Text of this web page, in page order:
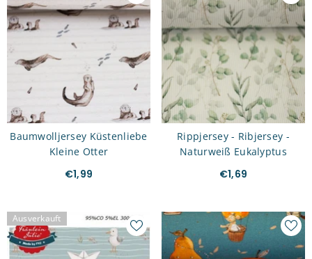
Baumwolljersey Küstenliebe
Kleine Otter
€1,99
Rippjersey - Ribjersey -
Naturweiß Eukalyptus
€1,69
Ausverkauft